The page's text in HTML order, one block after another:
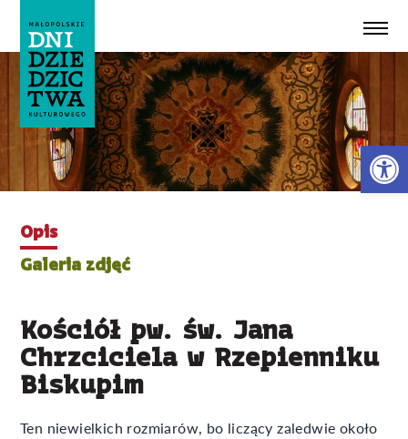
Przeskocz do treści
Opis
Galeria zdjęć
Kościół pw. św. Jana
Chrzciciela w Rzepienniku
Biskupim
Ten niewielkich rozmiarów, bo liczący zaledwie około